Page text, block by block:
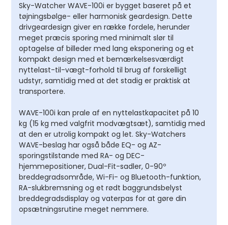
Sky-Watcher WAVE-100i er bygget baseret på et
tøjningsbølge- eller harmonisk geardesign. Dette
drivgeardesign giver en række fordele, herunder
meget præcis sporing med minimalt slør til
optagelse af billeder med lang eksponering og et
kompakt design med et bemærkelsesværdigt
nyttelast-til-vægt-forhold til brug af forskelligt
udstyr, samtidig med at det stadig er praktisk at
transportere.
WAVE-100i kan prale af en nyttelastkapacitet på 10
kg (15 kg med valgfrit modvægtsæt), samtidig med
at den er utrolig kompakt og let. Sky-Watchers
WAVE-beslag har også både EQ- og AZ-
sporingstilstande med RA- og DEC-
hjemmepositioner, Dual-Fit-sadler, 0-90º
breddegradsområde, Wi-Fi- og Bluetooth-funktion,
RA-slukbremsning og et rødt baggrundsbelyst
breddegradsdisplay og vaterpas for at gøre din
opsætningsrutine meget nemmere.